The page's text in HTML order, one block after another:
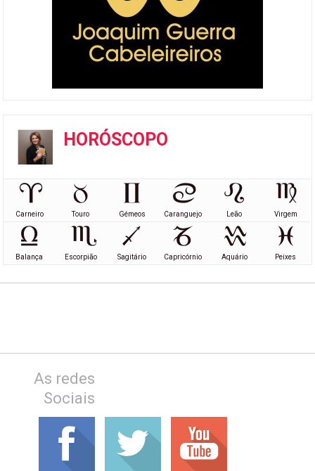
HORÓSCOPO
Carneiro Touro Gémeos Caranguejo Leão Virgem
Balança Escorpião Sagitário Capricórnio Aquário Peixes
As redes
Sociais